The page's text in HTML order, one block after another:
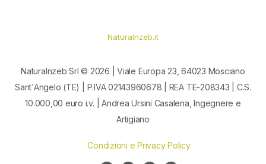
Naturalnzeb.it
Naturalnzeb Srl © 2026 | Viale Europa 23, 64023 Mosciano
Sant'Angelo (TE) | P.IVA 02143960678 | REA TE-208343 | C.S.
10.000,00 euro i.v. | Andrea Ursini Casalena, Ingegnere e
Artigiano
Condizioni e Privacy Policy